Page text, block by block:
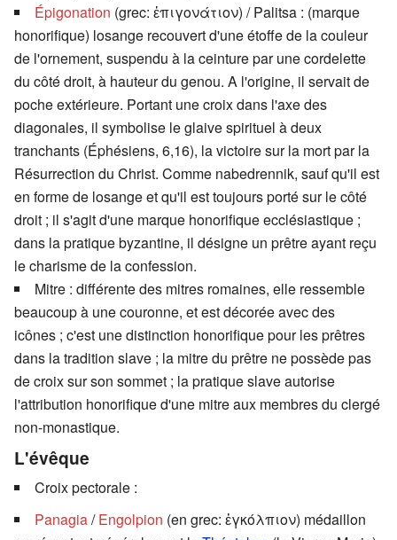
Épigonation (grec: ἐπιγονάτιον) / Palitsa : (marque
honorifique) losange recouvert d'une étoffe de la couleur
de l'ornement, suspendu à la ceinture par une cordelette
du côté droit, à hauteur du genou. A l'origine, il servait de
poche extérieure. Portant une croix dans l'axe des
diagonales, il symbolise le glaive spirituel à deux
tranchants (Éphésiens, 6,16), la victoire sur la mort par la
Résurrection du Christ. Comme nabedrennik, sauf qu'il est
en forme de losange et qu'il est toujours porté sur le côté
droit ; il s'agit d'une marque honorifique ecclésiastique ;
dans la pratique byzantine, il désigne un prêtre ayant reçu
le charisme de la confession.
Mitre : différente des mitres romaines, elle ressemble
beaucoup à une couronne, et est décorée avec des
icônes ; c'est une distinction honorifique pour les prêtres
dans la tradition slave ; la mitre du prêtre ne possède pas
de croix sur son sommet ; la pratique slave autorise
l'attribution honorifique d'une mitre aux membres du clergé
non-monastique.
L'évêque
Croix pectorale :
Panagia/Engolpion (en grec: ἐγκόλπιον) médaillon